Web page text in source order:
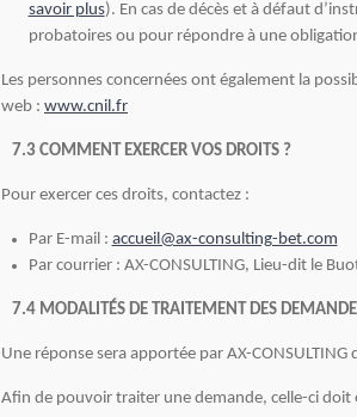
savoir plus). En cas de décès et à défaut
probatoires ou pour répondre à une
Les personnes concernées ont également la
web : www.cnil.fr
7.3 COMMENT EXERCER VOS DROITS ?
Pour exercer ces droits, contactez :
Par E-mail : accueil@ax-consulting-bet.com
Par courrier : AX-CONSULTING, Lieu-dit le
7.4 MODALITÉS DE TRAITEMENT DES
Une réponse sera apportée par AX-
Afin de pouvoir traiter une demande, celle-ci